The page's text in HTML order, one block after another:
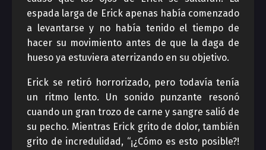
espada larga de Erick apenas había comenzado
a levantarse y no había tenido el tiempo de
hacer su movimiento antes de que la daga de
hueso ya estuviera aterrizando en su objetivo.
Erick se retiró horrorizado, pero todavía tenía
un ritmo lento. Un sonido punzante resonó
cuando un gran trozo de carne y sangre salió de
su pecho. Mientras Erick grito de dolor, también
grito de incredulidad, “¡¿Cómo es esto posible?!